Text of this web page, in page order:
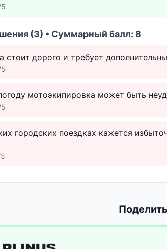
(3) • Суммарный балл: 8
стоит дорого и требует
мотоэкипировка может быть
городских поездках кажется